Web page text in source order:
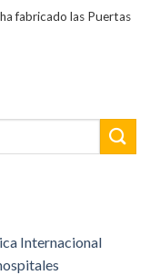
Internacional
fabricado las Puertas